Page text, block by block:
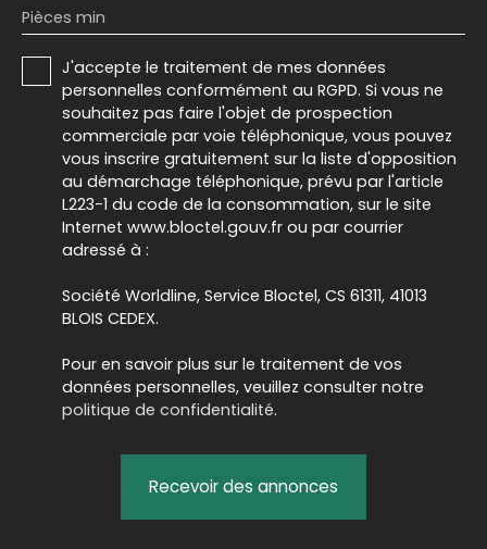
Pièces min
J'accepte le traitement de mes données
personnelles conformément au RGPD. Si vous ne
souhaitez pas faire l'objet de prospection
commerciale par voie téléphonique, vous pouvez
vous inscrire gratuitement sur la liste d'opposition
au démarchage téléphonique, prévu par l'article
L223-1 du code de la consommation, sur le site
Internet www.bloctel.gouv.fr ou par courrier
adressé à :
Société Worldline, Service Bloctel, CS 61311, 41013
BLOIS CEDEX.
Pour en savoir plus sur le traitement de vos
données personnelles, veuillez consulter notre
politique de confidentialité.
Recevoir des annonces